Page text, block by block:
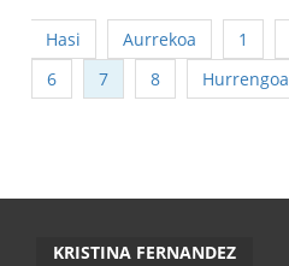
Hasi Aurrekoa 1
6
7 8 Hurrengoa
KRISTINA FERNANDEZ